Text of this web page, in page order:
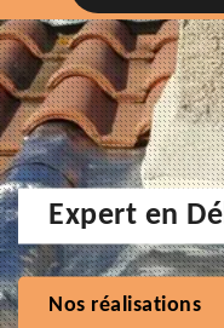
Expert en
Nos réalisations